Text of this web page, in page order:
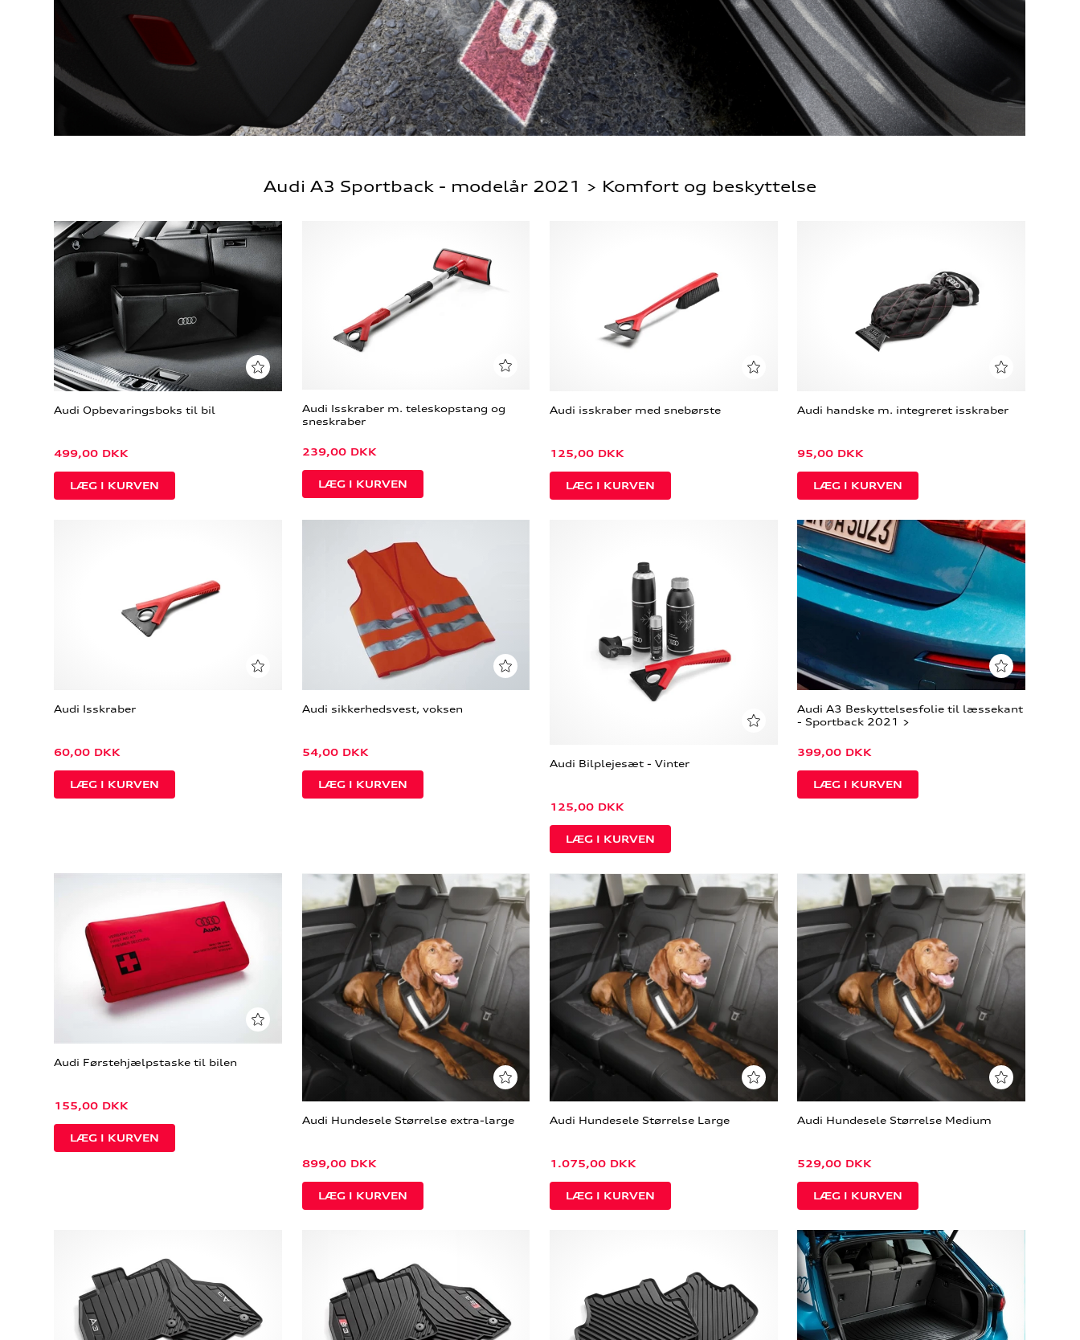
Audi A3 Sportback - modelår 2021 > Komfort og beskyttelse
Audi Opbevaringsboks til bil
499,00 DKK
Audi Isskraber m. teleskopstang og
sneskraber
239,00 DKK
Audi isskraber med snebørste
125,00 DKK
Audi handske m. integreret isskraber
95,00 DKK
Audi Isskraber
60,00 DKK
Audi sikkerhedsvest, voksen
54,00 DKK
Audi Bilplejesæt - Vinter
125,00 DKK
Audi A3 Beskyttelsesfolie til læssekant
- Sportback 2021 >
399,00 DKK
Audi Førstehjælpstaske til bilen
155,00 DKK
Audi Hundesele Størrelse extra-large
899,00 DKK
Audi Hundesele Størrelse Large
1.075,00 DKK
Audi Hundesele Størrelse Medium
529,00 DKK